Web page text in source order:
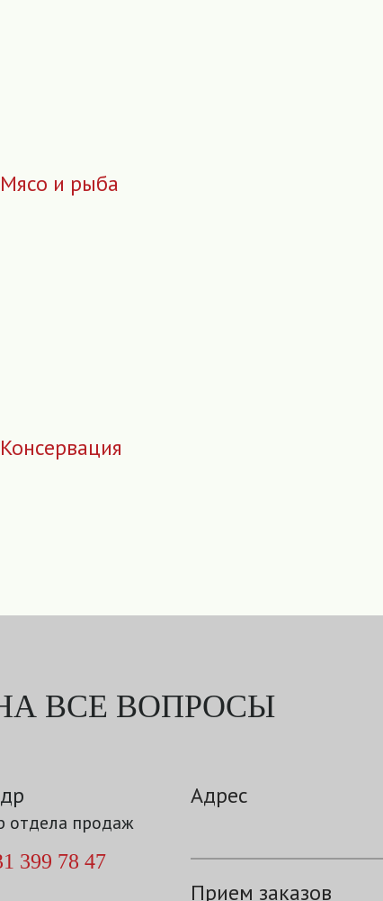
Мясо и рыба
Консервация
ВСЕ ВОПРОСЫ
отдела продаж
399 78 47
Адрес
Прием заказов